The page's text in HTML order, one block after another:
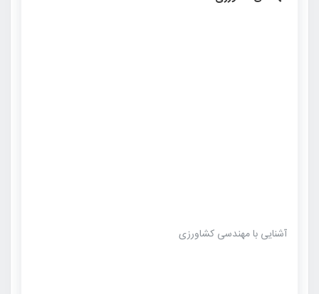
آشنایی با مهندسی کشاورزی